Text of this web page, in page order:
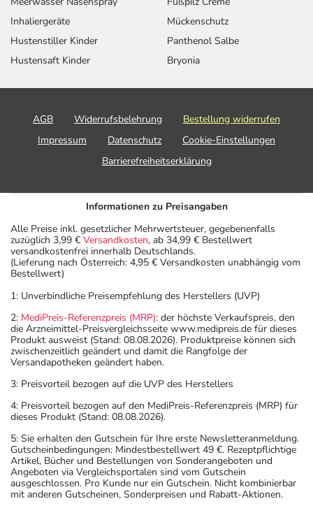
Inhaliergeräte
Hustenstiller Kinder
Hustensaft Kinder
Mückenschutz
Panthenol Salbe
Bryonia
AGB Widerrufsbelehrung
Bestellung widerrufen
Impressum
Datenschutz
Cookie-Einstellungen
Barrierefreiheitserklärung
Informationen zu Preisangaben
Alle Preise inkl. gesetzlicher Mehrwertsteuer, gegebenenfalls
zuzüglich 3,99 € Versandkosten, ab 34,99 € Bestellwert
versandkostenfrei innerhalb Deutschlands.
(Lieferung nach Österreich: 4,95 € Versandkosten unabhängig vom
Bestellwert)
1: Unverbindliche Preisempfehlung des Herstellers (UVP)
2: MediPreis-Referenzpreis (MRP): der höchste Verkaufspreis, den
die Arzneimittel-Preisvergleichsseite www.medipreis.de für dieses
Produkt ausweist (Stand: 08.08.2026). Produktpreise können sich
zwischenzeitlich geändert und damit die Rangfolge der
Versandapotheken geändert haben.
3: Preisvorteil bezogen auf die UVP des Herstellers
4: Preisvorteil bezogen auf den MediPreis-Referenzpreis (MRP) für
dieses Produkt (Stand: 08.08.2026).
5: Sie erhalten den Gutschein für Ihre erste Newsletteranmeldung.
Gutscheinbedingungen: Mindestbestellwert 49 €. Rezeptpflichtige
Artikel, Bücher und Bestellungen von Sonderangeboten und
Angeboten via Vergleichsportalen sind vom Gutschein
ausgeschlossen. Pro Kunde nur ein Gutschein. Nicht kombinierbar
mit anderen Gutscheinen, Sonderpreisen und Rabatt-Aktionen.